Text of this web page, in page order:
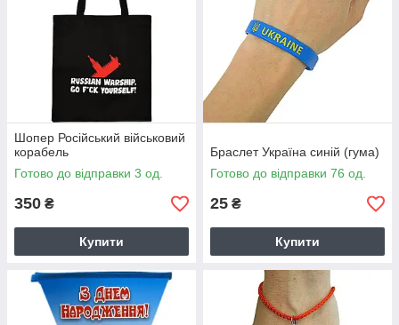
Шопер Російський військовий
корабель
Готово до відправки 3 од.
350 ₴
Купити
Браслет Україна синій (гума)
Готово до відправки 76 од.
25 ₴
Купити